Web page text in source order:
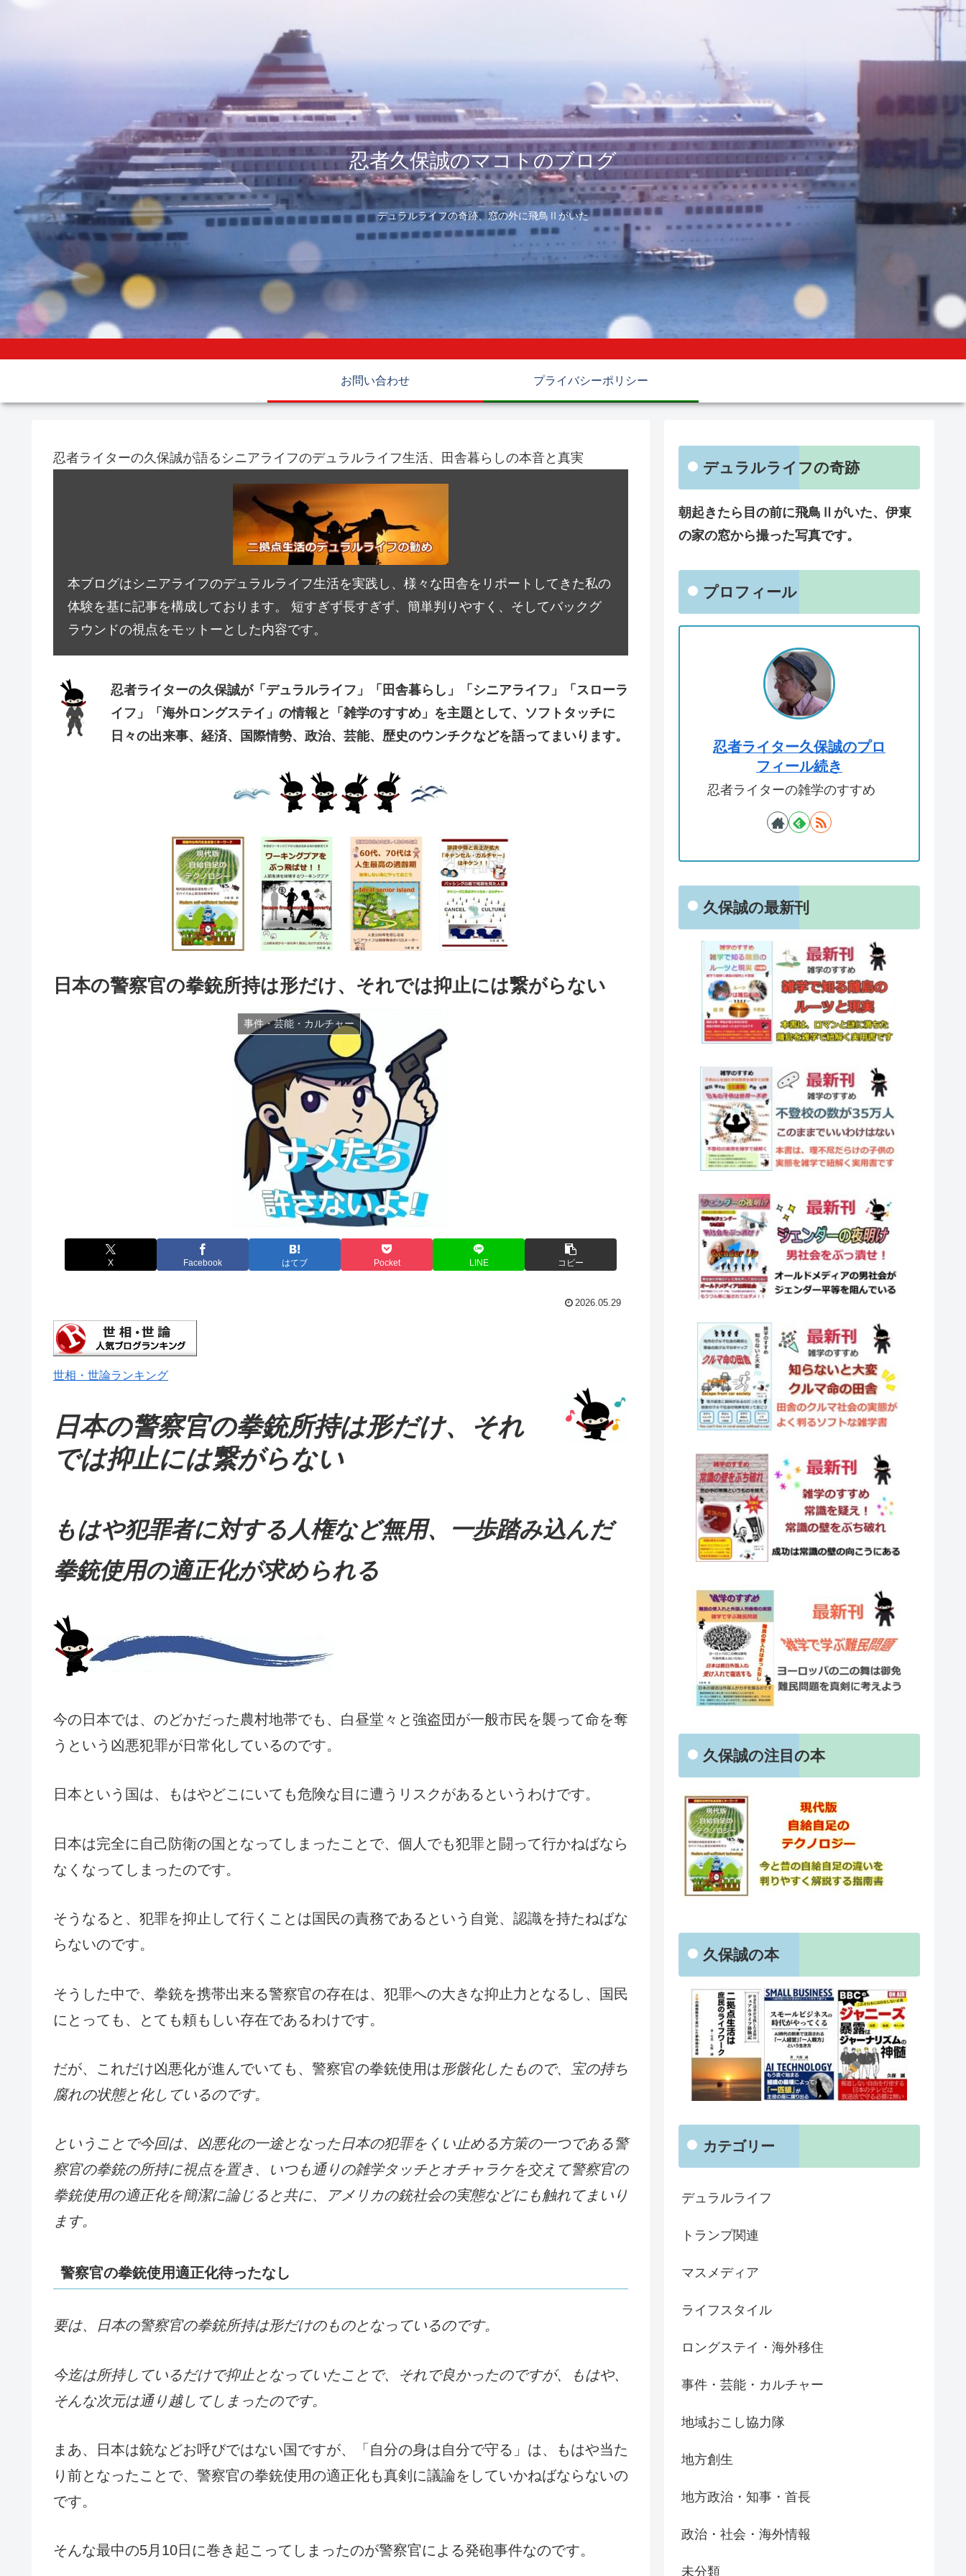
忍者久保誠のマコトのブログ
デュラルライフの奇跡、窓の外に飛鳥Ⅱがいた
お問い合わせ プライバシーポリシー
忍者ライターの久保誠が語るシニアライフのデュラルライフ生活、田舎暮らしの本音と真実
本ブログはシニアライフのデュラルライフ生活を実践し、様々な田舎をリポートしてきた私の
体験を基に記事を構成しております。 短すぎず長すぎず、簡単判りやすく、そしてバックグ
ラウンドの視点をモットーとした内容です。
忍者ライターの久保誠が「デュラルライフ」「田舎暮らし」「シニアライフ」「スローラ
イフ」「海外ロングステイ」の情報と「雑学のすすめ」を主題として、ソフトタッチに
日々の出来事、経済、国際情勢、政治、芸能、歴史のウンチクなどを語ってまいります。
日本の警察官の拳銃所持は形だけ、それでは抑止には繋がらない
事件・芸能・カルチャー
X Facebook はてブ Pocket LINE コピー
2026.05.29
世相・世論ランキング
日本の警察官の拳銃所持は形だけ、それ
では抑止には繋がらない
もはや犯罪者に対する人権など無用、一歩踏み込んだ
拳銃使用の適正化が求められる
今の日本では、のどかだった農村地帯でも、白昼堂々と強盗団が一般市民を襲って命を奪
うという凶悪犯罪が日常化しているのです。
日本という国は、もはやどこにいても危険な目に遭うリスクがあるというわけです。
日本は完全に自己防衛の国となってしまったことで、個人でも犯罪と闘って行かねばなら
なくなってしまったのです。
そうなると、犯罪を抑止して行くことは国民の責務であるという自覚、認識を持たねばな
らないのです。
そうした中で、拳銃を携帯出来る警察官の存在は、犯罪への大きな抑止力となるし、国民
にとっても、とても頼もしい存在であるわけです。
だが、これだけ凶悪化が進んでいても、警察官の拳銃使用は 形骸化したもので、宝の持ち
腐れの状態と化しているのです。
ということで今回は、凶悪化の一途となった日本の犯罪をくい止める方策の一つである警
察官の拳銃の所持に視点を置き、いつも通りの雑学タッチとオチャラケを交えて警察官の
拳銃使用の適正化を簡潔に論じると共に、アメリカの銃社会の実態などにも触れてまいり
ます。
警察官の拳銃使用適正化待ったなし
要は、日本の警察官の拳銃所持は形だけのものとなっているのです。
今迄は所持しているだけで抑止となっていたことで、それで良かったのですが、もはや、
そんな次元は通り越してしまったのです。
まあ、日本は銃などお呼びではない国ですが、「自分の身は自分で守る」は、もはや当た
り前となったことで、警察官の拳銃使用の適正化も真剣に議論をしていかねばならないの
です。
そんな最中の5月10日に巻き起こってしまったのが警察官による発砲事件なのです。
デュラルライフの奇跡
朝起きたら目の前に飛鳥Ⅱがいた、伊東
の家の窓から撮った写真です。
プロフィール
忍者ライター久保誠のプロ
フィール続き
忍者ライターの雑学のすすめ
久保誠の最新刊
久保誠の注目の本
久保誠の本
カテゴリー
デュラルライフ
トランプ関連
マスメディア
ライフスタイル
ロングステイ・海外移住
事件・芸能・カルチャー
地域おこし協力隊
地方創生
地方政治・知事・首長
政治・社会・海外情報
未分類